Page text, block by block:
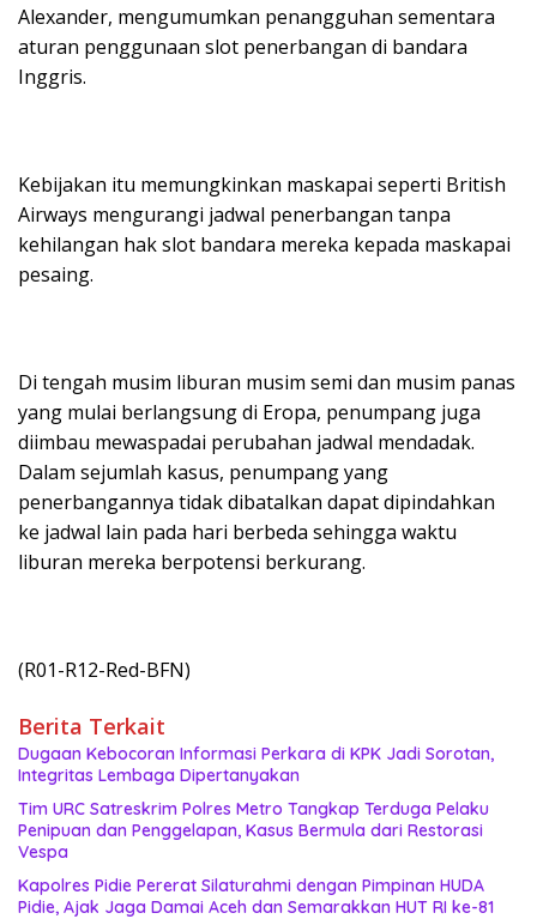
Alexander, mengumumkan penangguhan sementara
aturan penggunaan slot penerbangan di bandara
Inggris.
Kebijakan itu memungkinkan maskapai seperti British
Airways mengurangi jadwal penerbangan tanpa
kehilangan hak slot bandara mereka kepada maskapai
pesaing.
Di tengah musim liburan musim semi dan musim panas
yang mulai berlangsung di Eropa, penumpang juga
diimbau mewaspadai perubahan jadwal mendadak.
Dalam sejumlah kasus, penumpang yang
penerbangannya tidak dibatalkan dapat dipindahkan
ke jadwal lain pada hari berbeda sehingga waktu
liburan mereka berpotensi berkurang.
(R01-R12-Red-BFN)
Berita Terkait
Dugaan Kebocoran Informasi Perkara di KPK Jadi Sorotan,
Integritas Lembaga Dipertanyakan
Tim URC Satreskrim Polres Metro Tangkap Terduga Pelaku
Penipuan dan Penggelapan, Kasus Bermula dari Restorasi
Vespa
Kapolres Pidie Pererat Silaturahmi dengan Pimpinan HUDA
Pidie, Ajak Jaga Damai Aceh dan Semarakkan HUT RI ke-81